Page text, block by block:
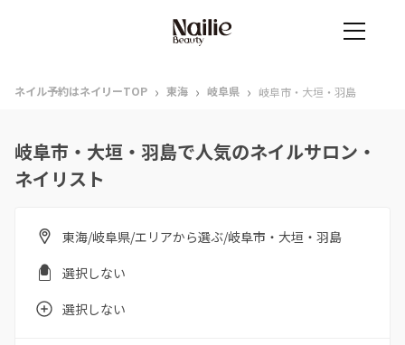
ネイル予約はネイリーTOP › 東海 › 岐阜県 › 岐阜市・大垣・羽島
岐阜市・大垣・羽島で人気のネイルサロン・
ネイリスト
東海/岐阜県/エリアから選ぶ/岐阜市・大垣・羽島
選択しない
選択しない